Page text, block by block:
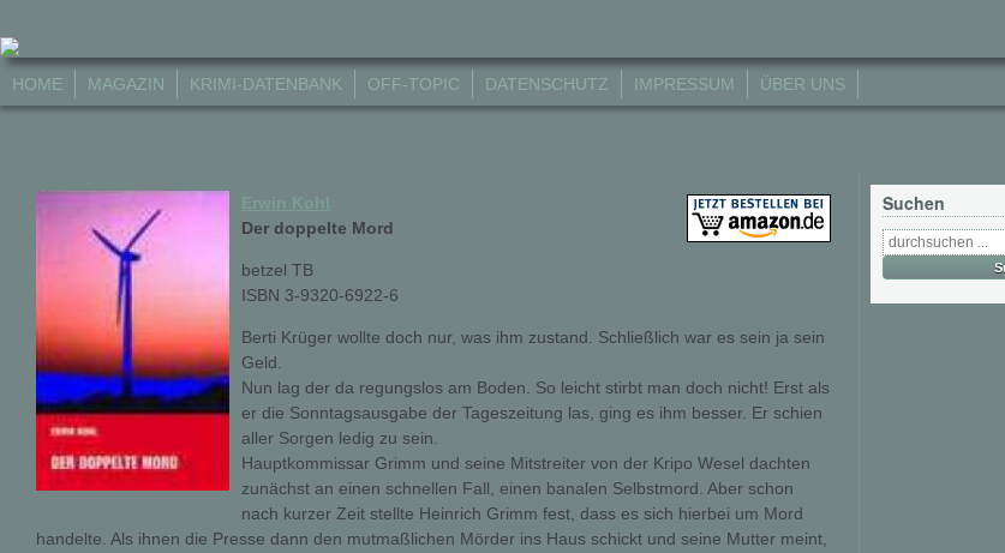
HOME MAGAZIN KRIMI-DATENBANK OFF-TOPIC DATENSCHUTZ IMPRESSUM ÜBER UNS
Erwin Kohl
Der doppelte Mord
betzel TB
ISBN 3-9320-6922-6
Berti Krüger wollte doch nur, was ihm zustand. Schließlich war es sein ja sein
Geld.
Nun lag der da regungslos am Boden. So leicht stirbt man doch nicht! Erst als
er die Sonntagsausgabe der Tageszeitung las, ging es ihm besser. Er schien
aller Sorgen ledig zu sein.
Hauptkommissar Grimm und seine Mitstreiter von der Kripo Wesel dachten
zunächst an einen schnellen Fall, einen banalen Selbstmord. Aber schon
nach kurzer Zeit stellte Heinrich Grimm fest, dass es sich hierbei um Mord
handelte. Als ihnen die Presse dann den mutmaßlichen Mörder ins Haus schickt und seine Mutter meint,
Suchen